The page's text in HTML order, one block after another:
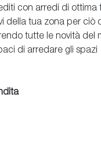
con arredi di ottima
della tua zona per ciò
tutte le novità del
di arredare gli spazi